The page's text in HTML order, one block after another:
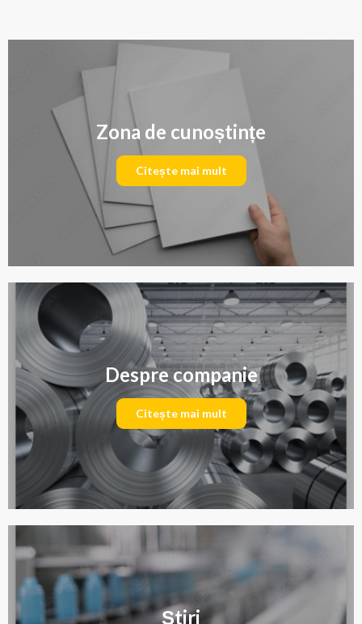
Zona de cunoștințe
Citește mai mult
Despre companie
Citește mai mult
Știri